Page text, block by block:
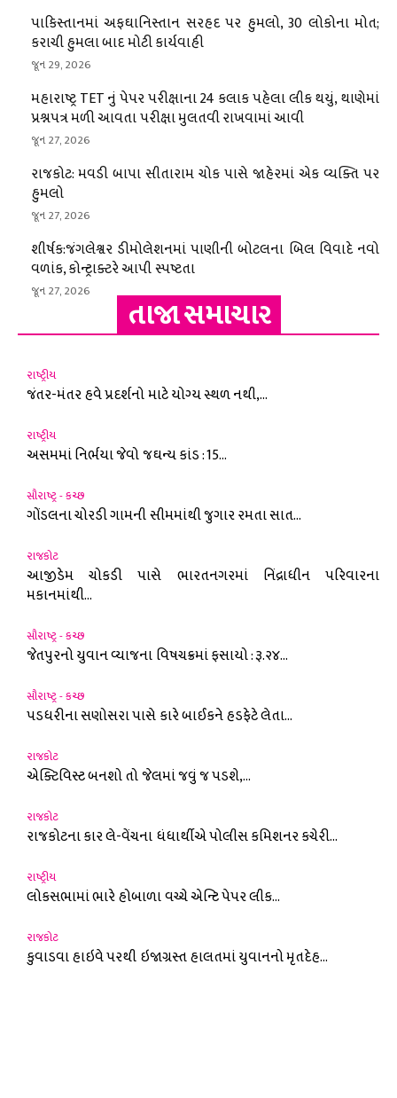
પાકિસ્તાનમાં અફઘાનિસ્તાન સરહદ પર હુમલો, 30 લોકોના મોત;
કરાચી હુમલા બાદ મોટી કાર્યવાહી
જૂન 29, 2026
મહારાષ્ટ્ર TET નું પેપર પરીક્ષાના 24 કલાક પહેલા લીક થયું, થાણેમાં
પ્રશ્નપત્ર મળી આવતા પરીક્ષા મુલતવી રાખવામાં આવી
જૂન 27, 2026
રાજકોટ: મવડી બાપા સીતારામ ચોક પાસે જાહેરમાં એક વ્યક્તિ પર
હુમલો
જૂન 27, 2026
શીર્ષક:જંગલેશ્વર ડીમોલેશનમાં પાણીની બોટલના બિલ વિવાદે નવો
વળાંક, કોન્ટ્રાક્ટરે આપી સ્પષ્ટતા
જૂન 27, 2026
તાજા સમાચાર
રાષ્ટ્રીય
જંતર-મંતર હવે પ્રદર્શનો માટે યોગ્ય સ્થળ નથી,...
રાષ્ટ્રીય
અસમમાં નિર્ભયા જેવો જઘન્ય કાંડ : 15...
સૌરાષ્ટ્ર - કચ્છ
ગોંડલના ચોરડી ગામની સીમમાંથી જુગાર રમતા સાત...
રાજકોટ
આજીડેમ ચોકડી પાસે ભારતનગરમાં નિંદ્રાધીન પરિવારના
મકાનમાંથી...
સૌરાષ્ટ્ર - કચ્છ
જેતપુરનો યુવાન વ્યાજના વિષચક્રમાં ફસાયો : રૂ.૨૪...
સૌરાષ્ટ્ર - કચ્છ
પડધરીના સણોસરા પાસે કારે બાઈકને હડફેટે લેતા...
રાજકોટ
એક્ટિવિસ્ટ બનશો તો જેલમાં જવું જ પડશે,...
રાજકોટ
રાજકોટના કાર લે-વેંચના ધંધાર્થીએ પોલીસ કમિશનર કચેરી...
રાષ્ટ્રીય
લોકસભામાં ભારે હોબાળા વચ્ચે એન્ટિ પેપર લીક...
રાજકોટ
કુવાડવા હાઇવે પરથી ઇજાગ્રસ્ત હાલતમાં યુવાનનો મૃતદેહ...